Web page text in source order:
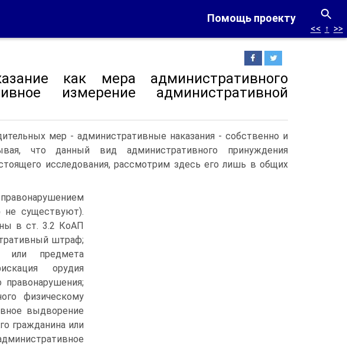
Помощь проекту
<< ↑ >>
как мера административного
измерение административной
мер - административные наказания - собственно и
что данный вид административного принуждения
исследования, рассмотрим здесь его лишь в общих
не существуют).
в ст. 3.2 КоАП
штраф;
или предмета
орудия
физическому
выдворение
гражданина или